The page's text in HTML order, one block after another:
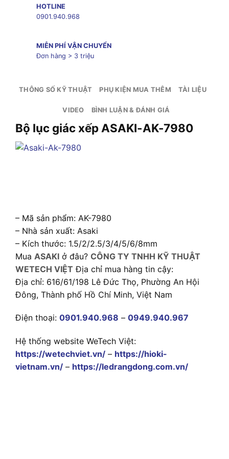
HOTLINE
0901.940.968
MIỄN PHÍ VẬN CHUYỂN
Đơn hàng > 3 triệu
THÔNG SỐ KỸ THUẬT PHỤ KIỆN MUA THÊM TÀI LIỆU
VIDEO BÌNH LUẬN & ĐÁNH GIÁ
Bộ lục giác xếp ASAKI-AK-7980
– Mã sản phẩm: AK-7980
– Nhà sản xuất: Asaki
– Kích thước: 1.5/2/2.5/3/4/5/6/8mm
Mua ASAKI ở đâu? CÔNG TY TNHH KỸ THUẬT
WETECH VIỆT Địa chỉ mua hàng tin cậy:
Địa chỉ: 616/61/198 Lê Đức Thọ, Phường An Hội
Đông, Thành phố Hồ Chí Minh, Việt Nam
Điện thoại: 0901.940.968 – 0949.940.967
Hệ thống website WeTech Việt:
https://wetechviet.vn/ – https://hioki-
vietnam.vn/ – https://ledrangdong.com.vn/